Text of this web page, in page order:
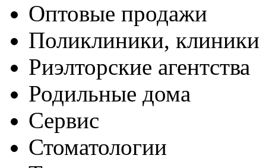
Оптовые продажи
Поликлиники, клиники
Риэлторские агентства
Родильные дома
Сервис
Стоматологии